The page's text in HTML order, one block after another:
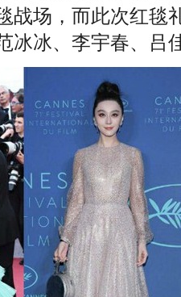
战场，而此次红毯
冰冰、 李宇春、吕